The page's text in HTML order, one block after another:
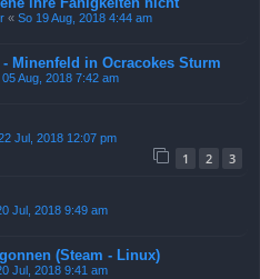
« So 19 Aug, 2018 4:44 am
Minenfeld in Ocracokes Sturm
05 Aug, 2018 7:42 am
Jul, 2018 12:07 pm
1 2 3
Jul, 2018 9:49 am
(Steam - Linux)
Jul, 2018 9:41 am